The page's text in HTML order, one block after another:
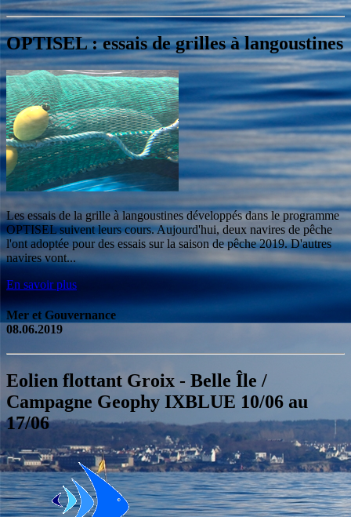
OPTISEL : essais de grilles à langoustines
Les essais de la grille à langoustines développés dans le programme
OPTISEL suivent leurs cours. Aujourd'hui, deux navires de pêche
l'ont adoptée pour des essais sur la saison de pêche 2019. D'autres
navires vont...
En savoir plus
Mer et Gouvernance
08.06.2019
Eolien flottant Groix - Belle Île /
Campagne Geophy IXBLUE 10/06 au
17/06